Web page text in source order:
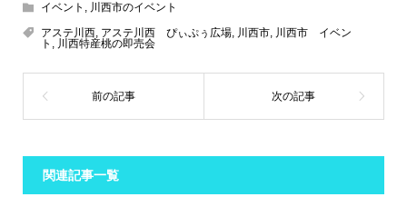
イベント , 川西市のイベント
アステ川西, アステ川西 ぴぃぷぅ広場, 川西市, 川西市 イベン
ト , 川西特産桃の即売会
関連記事一覧